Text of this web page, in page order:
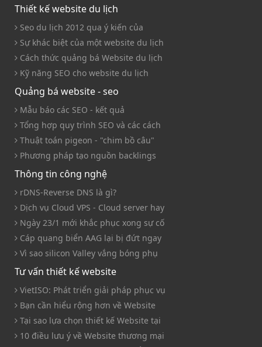
Thiết kế website du lịch
Seo du lịch 2012 qua ý kiến của
Sự khác biệt của một website du lịch
Cách thức quảng bá Website du lịch
Kỹ năng SEO cho website du lịch
Quảng bá website - seo
Mẫu báo các SEO - kết quả
Tổng hợp quy trình SEO và các cách
Thuật toán pigeon - "chim bồ câu"
Phương pháp tạo nguồn backlings
Thông tin công nghệ
rDNS-Reverse DNS là gì?
Dịch vụ Cloud VPS - Cloud server hay
Ngày 23/1 mới khắc phục xong sự cố
Cáp quang biển AAG lại bị đứt ngay
Vì sao silicon Valley vắng bóng phụ
Tư vấn thiết kế website
VietISO: Phát triển giải pháp phục vụ
Bạn cần hiểu rộng hơn về Website
Tại sao lựa chọn thiết kế Website tại
10 điều lưu ý về Website thương mại